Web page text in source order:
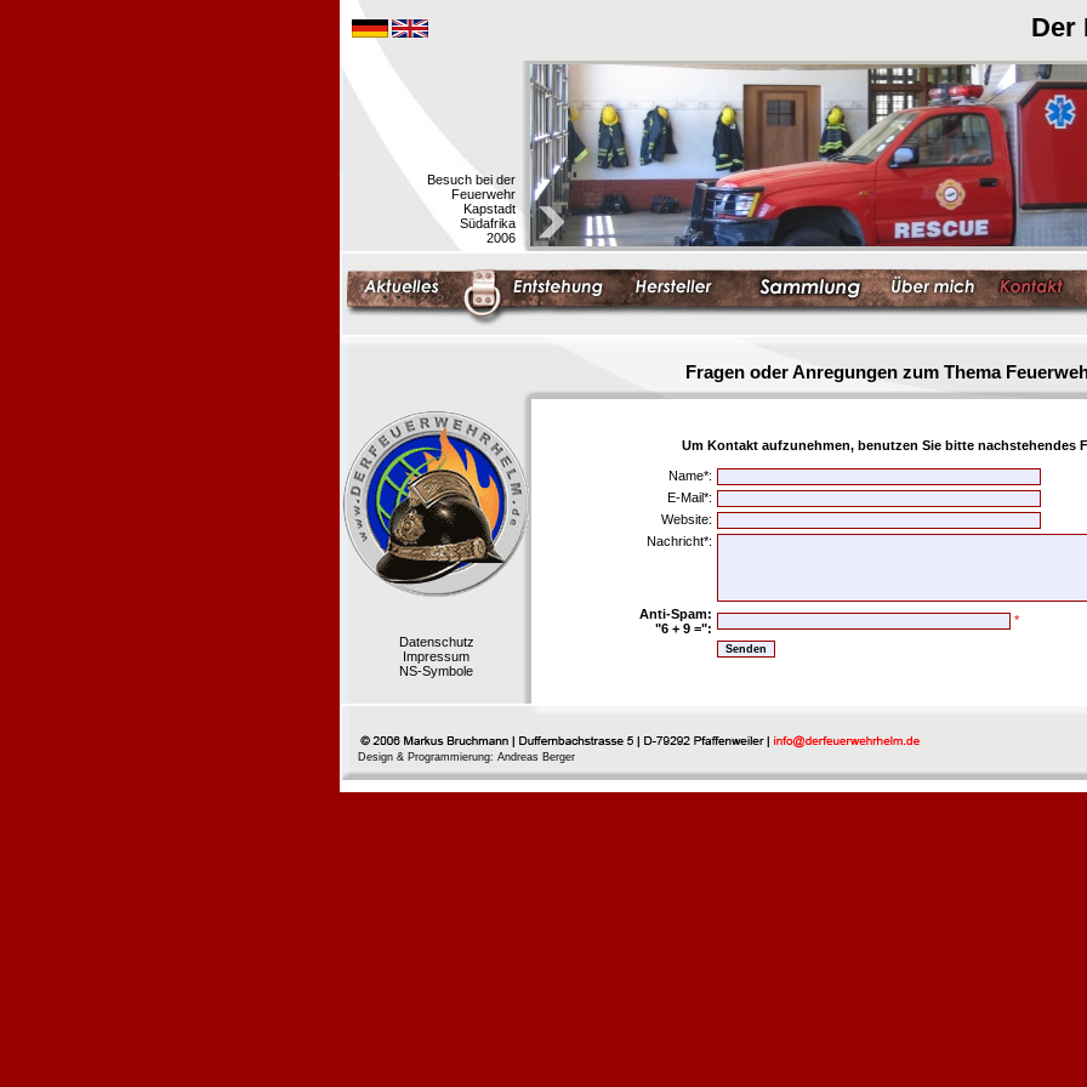
Der
Besuch bei der
Feuerwehr
Kapstadt
Südafrika
2006
Fragen oder Anregungen zum Thema
Datenschutz
Impressum
NS-Symbole
Um Kontakt aufzunehmen, benutzen Sie bitte nachstehendes
Name*:
E-Mail*:
Website:
Nachricht*:
Anti-Spam:
"6 + 9 =":
*
Design & Programmierung: Andreas Berger